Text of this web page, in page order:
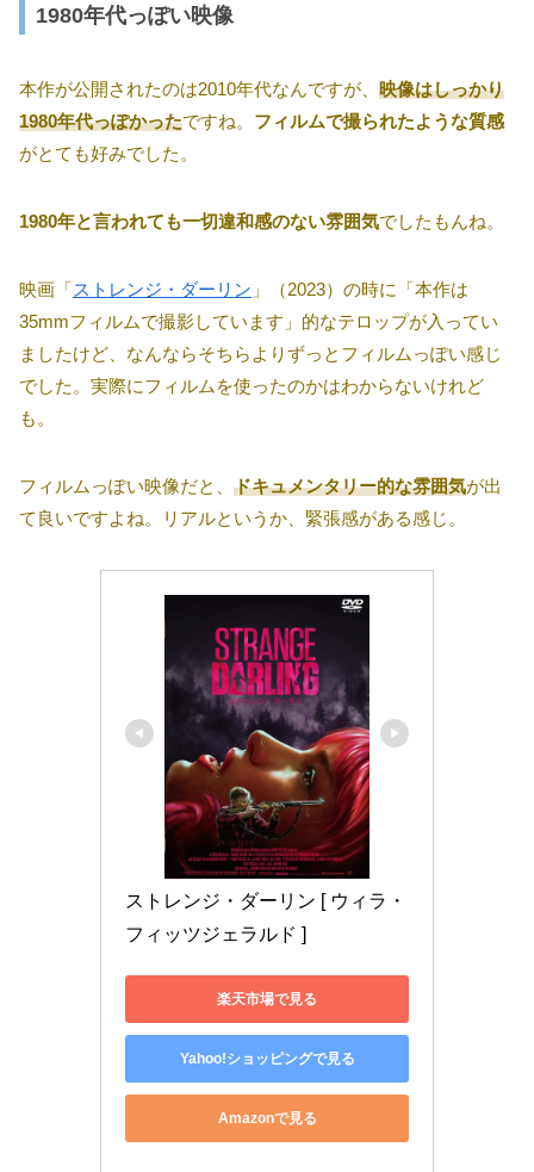
1980年代っぽい映像
本作が公開されたのは2010年代なんですが、 映像はしっかり
1980年代っぽかったですね。 フィルムで撮られたような質感
がとても好みでした。
1980年と言われても一切違和感のない雰囲気でしたもんね。
映画「ストレンジ・ダーリン 」（2023）の時に「本作は
35mmフィルムで撮影しています」的なテロップが入ってい
ましたけど、なんならそちらよりずっとフィルムっぽい感じ
でした。実際にフィルムを使ったのかはわからないけれど
も。
フィルムっぽい映像だと、 ドキュメンタリー的な雰囲気が出
て良いですよね。リアルというか、緊張感がある感じ。
ストレンジ・ダーリン [ ウィラ・
フィッツジェラルド ]
楽天市場で見る
Yahoo!ショッピングで見る
Amazonで見る